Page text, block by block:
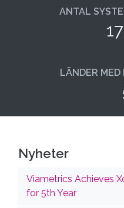
ANTAL
LÄNDER
Nyheter
Viametrics Achieves
for 5th Year